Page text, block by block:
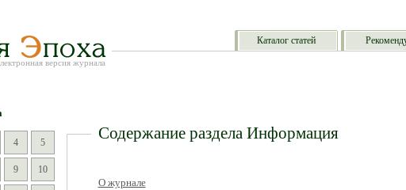
версия журнала
Каталог статей
4 5
9 10
Содержание раздела Информация
О журнале